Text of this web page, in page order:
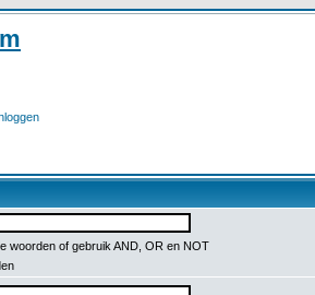
woorden of gebruik AND, OR en NOT